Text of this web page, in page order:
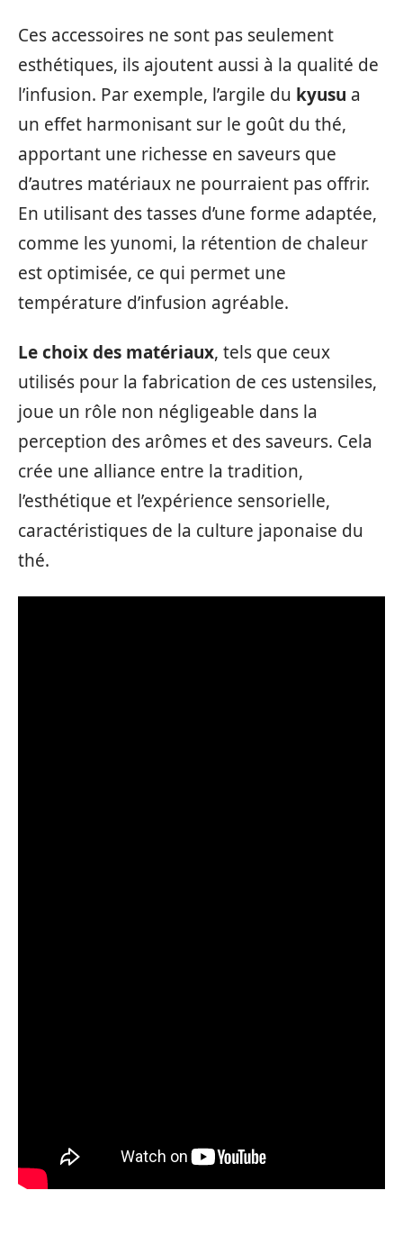
Ces accessoires ne sont pas seulement
esthétiques, ils ajoutent aussi à la qualité de
l’infusion. Par exemple, l’argile du kyusu a
un effet harmonisant sur le goût du thé,
apportant une richesse en saveurs que
d’autres matériaux ne pourraient pas offrir.
En utilisant des tasses d’une forme adaptée,
comme les yunomi, la rétention de chaleur
est optimisée, ce qui permet une
température d’infusion agréable.
Le choix des matériaux, tels que ceux
utilisés pour la fabrication de ces ustensiles,
joue un rôle non négligeable dans la
perception des arômes et des saveurs. Cela
crée une alliance entre la tradition,
l’esthétique et l’expérience sensorielle,
caractéristiques de la culture japonaise du
thé.